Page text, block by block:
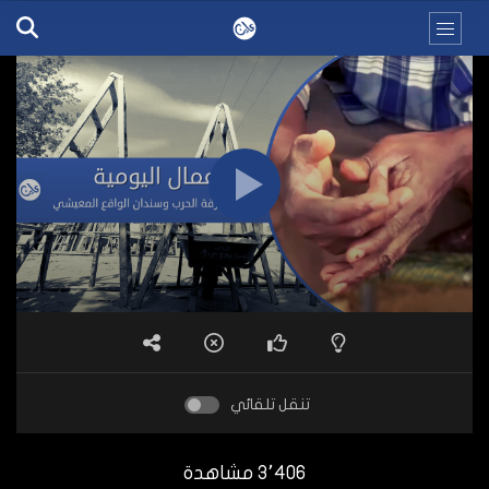
تنقل تلقائي
3٬406 مشاهدة